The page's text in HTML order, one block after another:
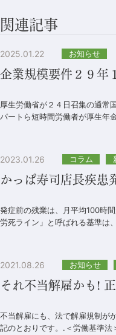
関連記事
2025.01.22 お知らせ
企業規模要件２９
厚生労働省が２４日召集の通常
パートら短時間労働者が厚生年
2023.01.26 コラム
かっぱ寿司店長疾患
発症前の残業は、月平均100時
労死ライン」と呼ばれる基準は
2021.08.26 お知らせ
それ不当解雇かも!
不当解雇にも、法で解雇規制が
記のとおりです。.＜労働基準